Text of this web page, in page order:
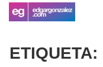
ETIQUETA: